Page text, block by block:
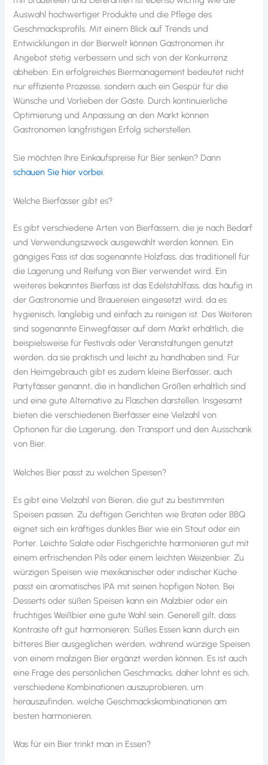
Auswahl hochwertiger Produkte und die Pflege des
Geschmacksprofils. Mit einem Blick auf Trends und
Entwicklungen in der Bierwelt können Gastronomen ihr
Angebot stetig verbessern und sich von der Konkurrenz
abheben. Ein erfolgreiches Biermanagement bedeutet nicht
nur effiziente Prozesse, sondern auch ein Gespür für die
Wünsche und Vorlieben der Gäste. Durch kontinuierliche
Optimierung und Anpassung an den Markt können
Gastronomen langfristigen Erfolg sicherstellen.
Sie möchten Ihre Einkaufspreise für Bier senken? Dann
schauen Sie hier vorbei.
Welche Bierfässer gibt es?
Es gibt verschiedene Arten von Bierfässern, die je nach Bedarf
und Verwendungszweck ausgewählt werden können. Ein
gängiges Fass ist das sogenannte Holzfass, das traditionell für
die Lagerung und Reifung von Bier verwendet wird. Ein
weiteres bekanntes Bierfass ist das Edelstahlfass, das häufig in
der Gastronomie und Brauereien eingesetzt wird, da es
hygienisch, langlebig und einfach zu reinigen ist. Des Weiteren
sind sogenannte Einwegfässer auf dem Markt erhältlich, die
beispielsweise für Festivals oder Veranstaltungen genutzt
werden, da sie praktisch und leicht zu handhaben sind. Für
den Heimgebrauch gibt es zudem kleine Bierfässer, auch
Partyfässer genannt, die in handlichen Größen erhältlich sind
und eine gute Alternative zu Flaschen darstellen. Insgesamt
bieten die verschiedenen Bierfässer eine Vielzahl von
Optionen für die Lagerung, den Transport und den Ausschank
von Bier.
Welches Bier passt zu welchen Speisen?
Es gibt eine Vielzahl von Bieren, die gut zu bestimmten
Speisen passen. Zu deftigen Gerichten wie Braten oder BBQ
eignet sich ein kräftiges dunkles Bier wie ein Stout oder ein
Porter. Leichte Salate oder Fischgerichte harmonieren gut mit
einem erfrischenden Pils oder einem leichten Weizenbier. Zu
würzigen Speisen wie mexikanischer oder indischer Küche
passt ein aromatisches IPA mit seinen hopfigen Noten. Bei
Desserts oder süßen Speisen kann ein Malzbier oder ein
fruchtiges Weißbier eine gute Wahl sein. Generell gilt, dass
Kontraste oft gut harmonieren: Süßes Essen kann durch ein
bitteres Bier ausgeglichen werden, während würzige Speisen
von einem malzigen Bier ergänzt werden können. Es ist auch
eine Frage des persönlichen Geschmacks, daher lohnt es sich,
verschiedene Kombinationen auszuprobieren, um
herauszufinden, welche Geschmackskombinationen am
besten harmonieren.
Was für ein Bier trinkt man in Essen?